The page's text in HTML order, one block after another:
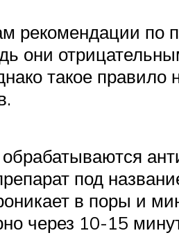
рекомендации по
они
такое правило
под
в поры и
через 10-15